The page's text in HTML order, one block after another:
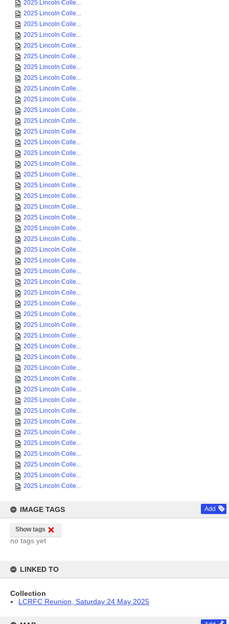
2025 Lincoln Colle...
2025 Lincoln Colle...
2025 Lincoln Colle...
2025 Lincoln Colle...
2025 Lincoln Colle...
2025 Lincoln Colle...
2025 Lincoln Colle...
2025 Lincoln Colle...
2025 Lincoln Colle...
2025 Lincoln Colle...
2025 Lincoln Colle...
2025 Lincoln Colle...
2025 Lincoln Colle...
2025 Lincoln Colle...
2025 Lincoln Colle...
2025 Lincoln Colle...
2025 Lincoln Colle...
2025 Lincoln Colle...
2025 Lincoln Colle...
2025 Lincoln Colle...
2025 Lincoln Colle...
2025 Lincoln Colle...
2025 Lincoln Colle...
2025 Lincoln Colle...
2025 Lincoln Colle...
2025 Lincoln Colle...
2025 Lincoln Colle...
2025 Lincoln Colle...
2025 Lincoln Colle...
2025 Lincoln Colle...
2025 Lincoln Colle...
2025 Lincoln Colle...
2025 Lincoln Colle...
2025 Lincoln Colle...
2025 Lincoln Colle...
2025 Lincoln Colle...
2025 Lincoln Colle...
2025 Lincoln Colle...
2025 Lincoln Colle...
2025 Lincoln Colle...
2025 Lincoln Colle...
2025 Lincoln Colle...
2025 Lincoln Colle...
2025 Lincoln Colle...
2025 Lincoln Colle...
2025 Lincoln Colle...
IMAGE TAGS Add
Show tags
no tags yet
LINKED TO
Collection
LCRFC Reunion, Saturday 24 May 2025